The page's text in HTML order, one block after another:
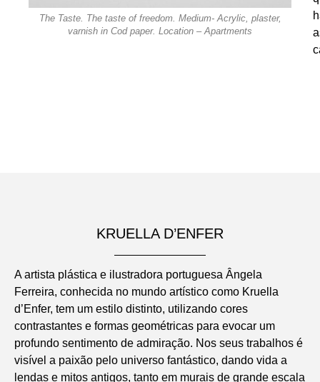
The Taste. The taste of freedom. Medium- Acrylic, plaster,
varnish in Cod paper. Location – Apartments
KRUELLA D’ENFER
A artista plástica e ilustradora portuguesa Ângela
Ferreira, conhecida no mundo artístico como Kruella
d’Enfer, tem um estilo distinto, utilizando cores
contrastantes e formas geométricas para evocar um
profundo sentimento de admiração. Nos seus trabalhos é
visível a paixão pelo universo fantástico, dando vida a
lendas e mitos antigos, tanto em murais de grande escala